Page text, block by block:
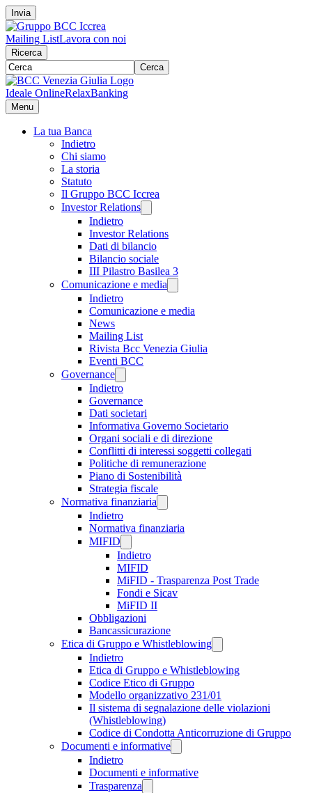
Invia
Mailing ListLavora con noi
Ricerca
Cerca
Ideale OnlineRelaxBanking
Menu
La tua Banca
Indietro
Chi siamo
La storia
Statuto
Il Gruppo BCC Iccrea
Investor Relations
Indietro
Investor Relations
Dati di bilancio
Bilancio sociale
III Pilastro Basilea 3
Comunicazione e media
Indietro
Comunicazione e media
News
Mailing List
Rivista Bcc Venezia Giulia
Eventi BCC
Governance
Indietro
Governance
Dati societari
Informativa Governo Societario
Organi sociali e di direzione
Conflitti di interessi soggetti collegati
Politiche di remunerazione
Piano di Sostenibilità
Strategia fiscale
Normativa finanziaria
Indietro
Normativa finanziaria
MIFID
Indietro
MIFID
MiFID - Trasparenza Post Trade
Fondi e Sicav
MiFID II
Obbligazioni
Bancassicurazione
Etica di Gruppo e Whistleblowing
Indietro
Etica di Gruppo e Whistleblowing
Codice Etico di Gruppo
Modello organizzativo 231/01
Il sistema di segnalazione delle violazioni
(Whistleblowing)
Codice di Condotta Anticorruzione di Gruppo
Documenti e informative
Indietro
Documenti e informative
Trasparenza